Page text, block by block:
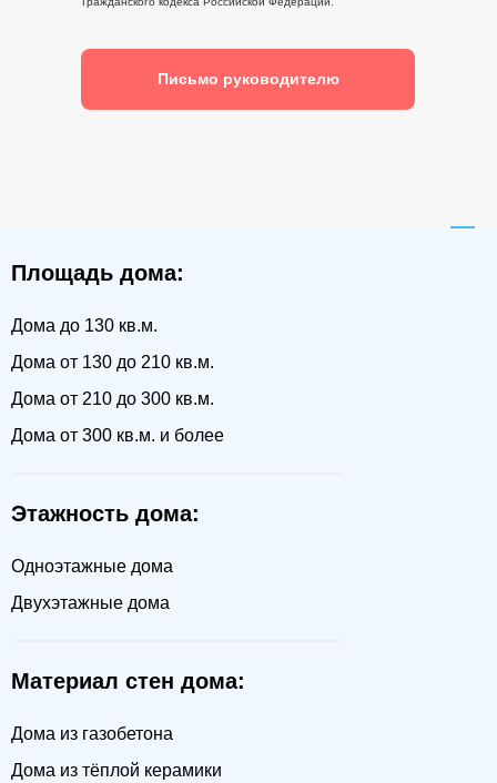
Письмо руководителю
Двухэтажные дома
Одноэтажные дома
Этажность дома:
Дома из тёплой керамики
Дома из газобетона
Материал стен дома:
Дома от 300 кв.м. и более
Дома от 210 до 300 кв.м.
Дома от 130 до 210 кв.м.
Дома до 130 кв.м.
Площадь дома: